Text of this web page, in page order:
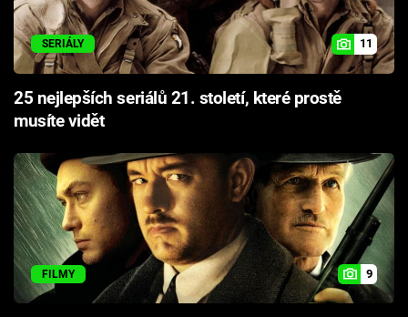
SERIÁLY 11
25 nejlepších seriálů 21. století, které prostě
musíte vidět
FILMY 9